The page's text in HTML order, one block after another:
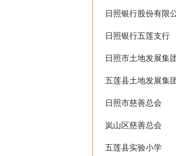
日照银行股份有限
日照银行五莲支行
日照市土地发展集
五莲县土地发展集团
日照市慈善总会
岚山区慈善总会
五莲县实验小学